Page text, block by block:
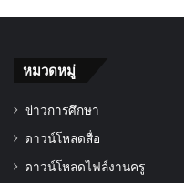
หมวดหมู่
ข่าวการศึกษา
ดาวน์โหลดสื่อ
ดาวน์โหลดไฟล์งานครู